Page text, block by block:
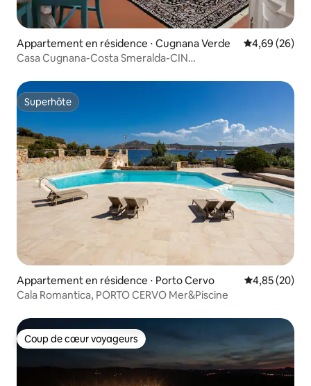
Appartement en résidence ⋅ Cugnana Verde Évaluation
4,69 (26)
Casa Cugnana-Costa Smeralda-CIN
Superhôte
Superhôte
Appartement en résidence ⋅ Porto Cervo Évaluation
4,85 (20)
Cala Romantica, PORTO CERVO Mer&Piscine
Coup de cœur voyageurs
Coup de cœur voyageurs